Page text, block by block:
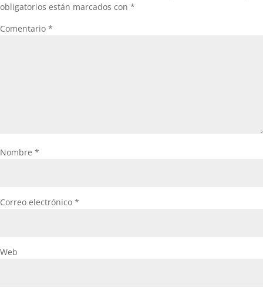
obligatorios están marcados con *
Comentario *
Nombre *
Correo electrónico *
Web